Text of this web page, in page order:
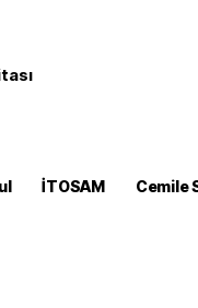
İTOSAM Cemile